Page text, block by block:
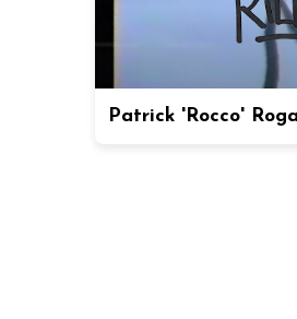
Patrick 'Rocco'